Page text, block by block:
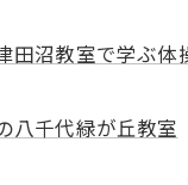
田沼教室で学ぶ体
八千代緑が丘教室